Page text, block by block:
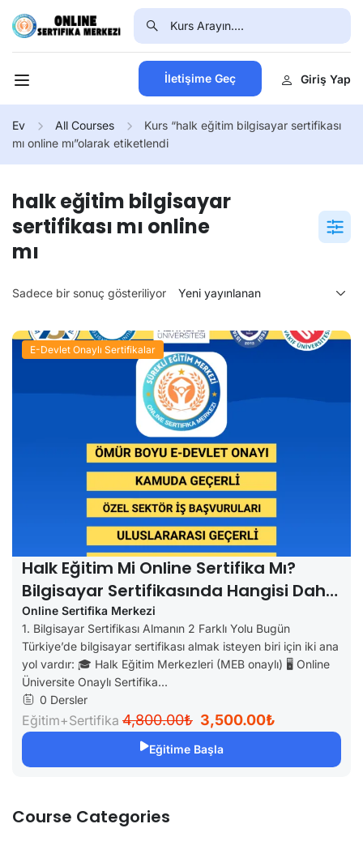
İletişime Geç Giriş Yap
Ev All Courses
Kurs “halk eğitim bilgisayar sertifikası
mı online mı”olarak etiketlendi
halk eğitim bilgisayar
sertifikası mı online
mı
Sadece bir sonuç gösteriliyor
E-Devlet Onaylı Sertifikalar
Halk Eğitim Mi Online Sertifika Mı?
Bilgisayar Sertifikasında Hangisi Daha
Avantajlı?
Online Sertifika Merkezi
1. Bilgisayar Sertifikası Almanın 2 Farklı Yolu Bugün
Türkiye’de bilgisayar sertifikası almak isteyen biri için iki ana
yol vardır: 🎓 Halk Eğitim Merkezleri (MEB onaylı) 🖥️ Online
Üniversite Onaylı Sertifika...
0 Dersler
Eğitim+Sertifika 4,800.00₺ 3,500.00₺
Eğitime Başla
Course Categories